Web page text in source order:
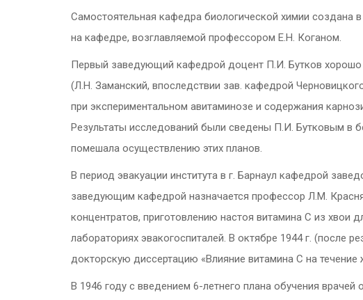
Самостоятельная кафедра биологической химии создана
на кафедре, возглавляемой профессором Е.Н. Коганом.
Первый заведующий кафедрой доцент П.И. Бутков
(Л.Н. Заманский, впоследствии зав. кафедрой
при экспериментальном авитаминозе и содержания
Результаты исследований были сведены П.И. Бутковым в
помешала осуществлению этих планов.
В период эвакуации института в г. Барнаул кафедрой
заведующим кафедрой назначается профессор Л.М.
концентратов, приготовлению настоя витамина С из хвои
лабораториях эвакогоспиталей. В октябре 1944 г.
докторскую диссертацию «Влияние витамина С на течение
В 1946 году с введением 6-летнего плана обучения